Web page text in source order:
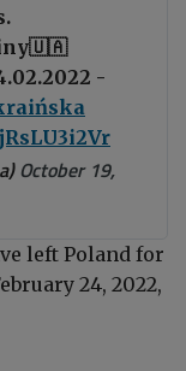
-
October 19,
left Poland for
24, 2022,